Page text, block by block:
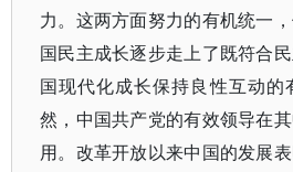
力。这两方面努力的有机统一
国民主成长逐步走上了既符合
国现代化成长保持良性互动的
然，中国共产党的有效领导在
用。改革开放以来中国的发展